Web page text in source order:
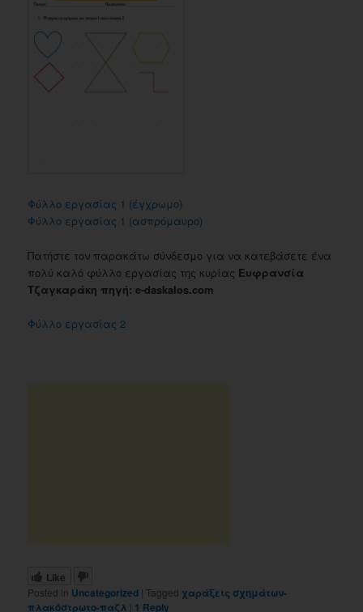
Φύλλο εργασίας 1 (έγχρωμο)
Φύλλο εργασίας 1 (ασπρόμαυρο)
Πατήστε τον παρακάτω σύνδεσμο για να κατεβάσετε ένα
πολύ καλό φύλλο εργασίας της κυρίας Ευφρανσία
Τζαγκαράκη πηγή: e-daskalos.com
Φύλλο εργασίας 2
Like
Posted in Uncategorized | Tagged χαράξεις σχημάτων-
πλακόστρωτο-παζλ | 1 Reply